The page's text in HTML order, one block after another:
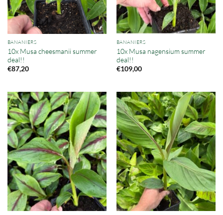
BANANIERS
10x Musa cheesmanii summer
deal!!
€87,20
BANANIERS
10x Musa nagensium summer
deal!!
€109,00